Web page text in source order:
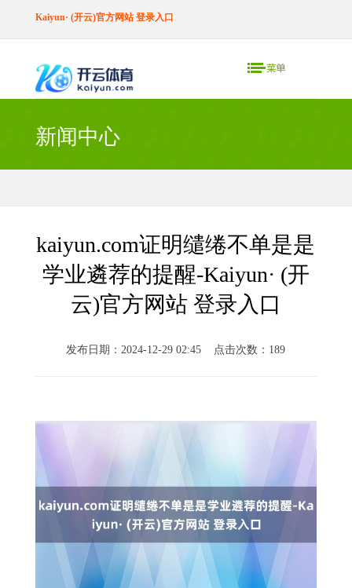
Kaiyun· (开云)官方网站 登录入口
新闻中心
kaiyun.com证明缱绻不单是是
学业遴荐的提醒-Kaiyun· (开
云)官方网站 登录入口
发布日期：2024-12-29 02:45 点击次数：189